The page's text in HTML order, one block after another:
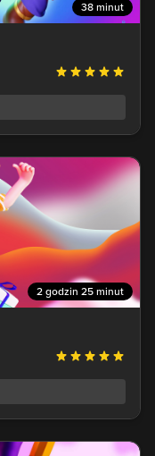
38 minut
2 godzin 25 minut